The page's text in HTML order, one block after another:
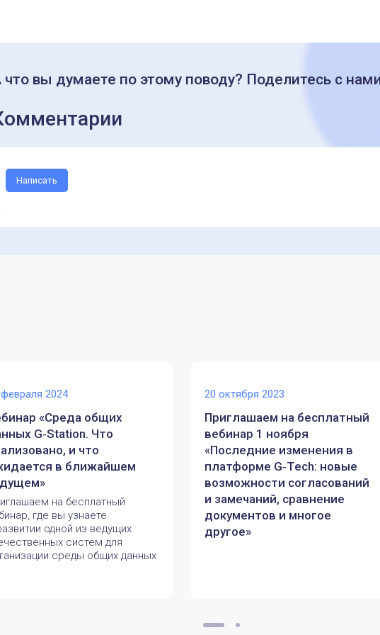
что вы думаете по этому поводу? Поделитесь с
Написать
2024
«Среда общих
G‑Station. Что
и что
в ближайшем
на бесплатный
где вы узнаете
одной из ведущих
систем для
среды общих данных
20 октября 2023
Приглашаем на бесплатный
вебинар 1 ноября
«Последние изменения в
платформе G‑Tech: новые
возможности согласований
и замечаний, сравнение
документов и многое
другое»